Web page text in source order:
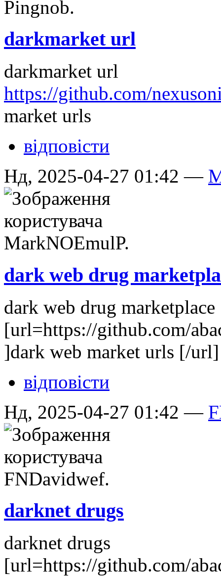
darkmarket url
darkmarket url
https://github.com/
market urls
відповісти
Нд, 2025-04-27 01:42 —
dark web drug
dark web drug marketplace
[url=https://github.com/
]dark web market urls [/url]
відповісти
Нд, 2025-04-27 01:42 —
darknet drugs
darknet drugs
[url=https://github.com/